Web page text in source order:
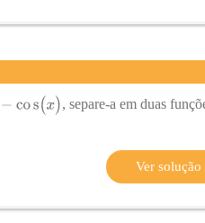
, separe-a em duas
Ver solução